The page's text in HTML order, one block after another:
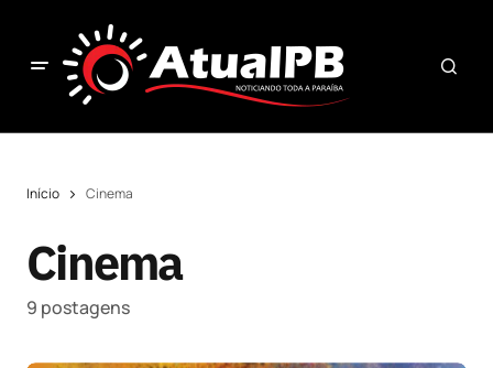
Início Cinema
Cinema
9 postagens